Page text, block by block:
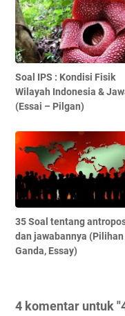
Soal IPS : Kondisi Fisik
Wilayah Indonesia &
(Essai – Pilgan)
35 Soal tentang
dan jawabannya (Pilihan
Ganda, Essay)
4 komentar untuk